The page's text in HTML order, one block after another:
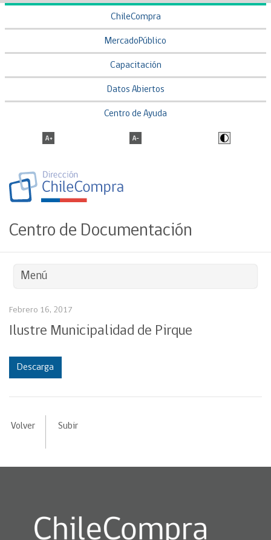
ChileCompra
MercadoPúblico
Capacitación
Datos Abiertos
Centro de Ayuda
Centro de Documentación
Menú
Febrero 16, 2017
Ilustre Municipalidad de Pirque
Descarga
Volver Subir